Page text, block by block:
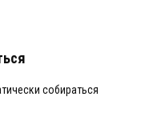
собираться